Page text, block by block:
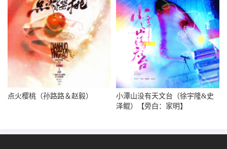
点火樱桃（孙路路＆赵毅）
小潭山没有天文台（徐宇隆&史
泽鲲）【旁白：家明】